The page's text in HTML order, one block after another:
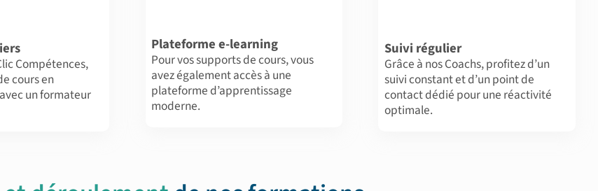
Compétences,
cours en
un formateur
Plateforme e-learning
Pour vos supports de cours, vous
avez également accès à une
plateforme d’apprentissage
moderne.
Suivi régulier
Grâce à nos Coachs, profitez d’un
suivi constant et d’un point de
contact dédié pour une réactivité
optimale.